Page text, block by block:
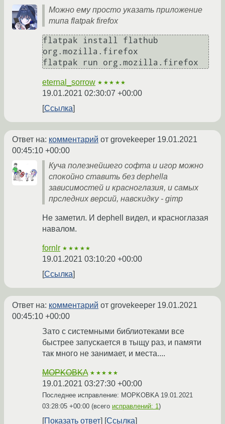
Можно ему просто указать приложение
типа flatpak firefox
flatpak install flathub
org.mozilla.firefox
eternal_sorrow ★★★★★
19.01.2021 02:30:07 +00:00
Ссылка
Ответ на: комментарий от grovekeeper 19.01.2021
00:45:10 +00:00
Куча полезнейшего софта и игор можно
спокойно ставить без dephella
зависимостей и красноглазия, и самых
прследних версий, навскидку - gimp
Не заметил. И dephell видел, и красноглазая
навалом.
fornlr ★★★★★
19.01.2021 03:10:20 +00:00
Ссылка
Ответ на: комментарий от grovekeeper 19.01.2021
00:45:10 +00:00
Зато с системными библиотеками все
быстрее запускается в тыщу раз, и памяти
так много не занимает, и места....
MOPKOBKA ★★★★★
19.01.2021 03:27:30 +00:00
Последнее исправление: MOPKOBKA 19.01.2021
03:28:05 +00:00 (всего исправлений: 1)
Показать ответ Ссылка